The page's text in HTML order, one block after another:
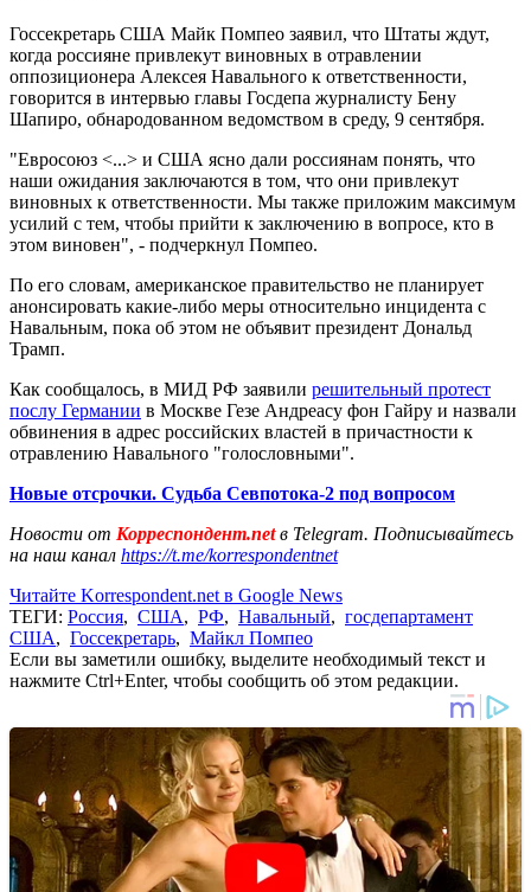
Госсекретарь США Майк Помпео заявил, что Штаты ждут,
когда россияне привлекут виновных в отравлении
оппозиционера Алексея Навального к ответственности,
говорится в интервью главы Госдепа журналисту Бену
Шапиро, обнародованном ведомством в среду, 9 сентября.
"Евросоюз <...> и США ясно дали россиянам понять, что
наши ожидания заключаются в том, что они привлекут
виновных к ответственности. Мы также приложим максимум
усилий с тем, чтобы прийти к заключению в вопросе, кто в
этом виновен", - подчеркнул Помпео.
По его словам, американское правительство не планирует
анонсировать какие-либо меры относительно инцидента с
Навальным, пока об этом не объявит президент Дональд
Трамп.
Как сообщалось, в МИД РФ заявили решительный протест
послу Германии в Москве Гезе Андреасу фон Гайру и назвали
обвинения в адрес российских властей в причастности к
отравлению Навального "голословными".
Новые отсрочки. Судьба Севпотока-2 под вопросом
Новости от Корреспондент.netв Telegram. Подписывайтесь
на наш канал https://t.me/korrespondentnet
Читайте Korrespondent.net в Google News
ТЕГИ: Россия, США, РФ, Навальный, госдепартамент
США, Госсекретарь, Майкл Помпео
Если вы заметили ошибку, выделите необходимый текст и
нажмите Ctrl+Enter, чтобы сообщить об этом редакции.